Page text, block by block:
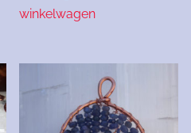
winkelwagen